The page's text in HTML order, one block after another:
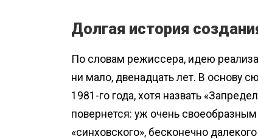
Долгая история
По словам режиссера, идею
ни мало, двенадцать лет. В основу
1981-го года, хотя назвать
повернется: уж очень
«синховского», бесконечно